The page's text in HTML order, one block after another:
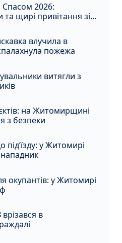
2026:
та щирі привітання зі
влучила в
пожежа
витягли з
на Житомирщині
з безпеки
у Житомирі
окупантів: у Житомирі
в